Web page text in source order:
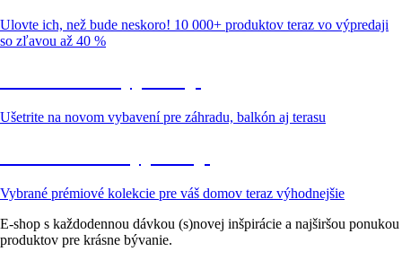
Ulovte ich, než bude neskoro! 10 000+ produktov teraz vo výpredaji
so zľavou až 40 %
Ušetrite na novom vybavení pre záhradu, balkón aj terasu
Vybrané prémiové kolekcie pre váš domov teraz výhodnejšie
E-shop s každodennou dávkou (s)novej inšpirácie a najširšou ponukou
produktov pre krásne bývanie.